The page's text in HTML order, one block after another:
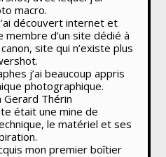
macro.
découvert internet et
d’un site dédié à
site qui n’existe plus
j’ai beaucoup appris
photographique.
Gerard Thérin
était une mine de
le matériel et ses
mon premier boîtier